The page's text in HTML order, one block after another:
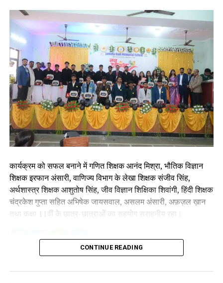
कार्यक्रम को सफल बनाने में गणित शिक्षक आनंद मिश्रा, भौतिक विज्ञान
शिक्षक इरफान अंसारी, वाणिज्य विभाग के लेखा शिक्षक संजीव सिंह,
अर्थशास्त्र शिक्षक आशुतोष सिंह, जीव विज्ञान शिक्षिका शिवांगी, हिंदी शिक्षक
चंद्रकेश गुप्ता सहित अभिषेक जायसवाल, असलम अंसारी, अफ़ज़ल ख़ान
तथा कक्षा 11वीं के छात्र-छात्राओं का सहयोग सराहनीय रहा।
Facebook
Twitter
WhatsApp
Share
CONTINUE READING